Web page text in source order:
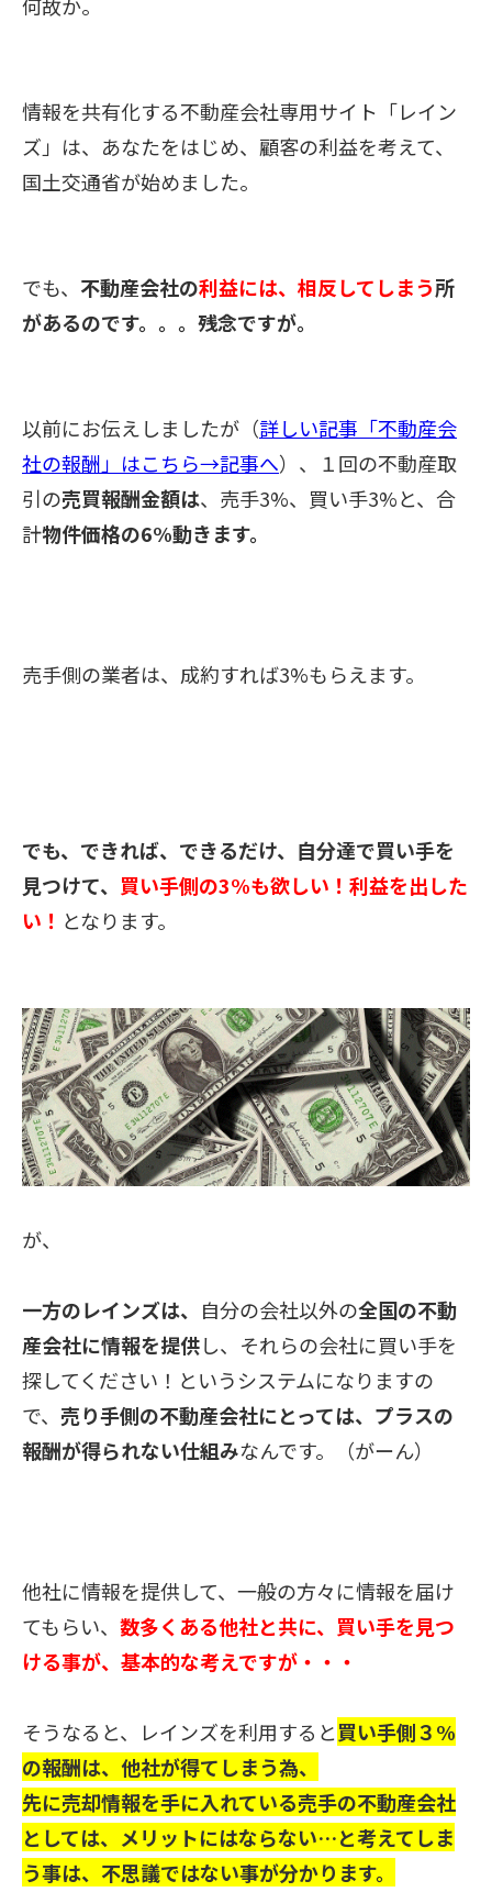
情報を共有化する不動産会社専用サイト「レイン
ズ」は、あなたをはじめ、 顧客の利益を考えて、
国土交通省が始めました。
でも、 不動産会社の利益には、相反してしまう所
があるのです。。。残念ですが。
以前にお伝えしましたが（詳しい記事「不動産会
社の報酬」はこちら→記事へ）、１回の不動産取
引の売買報酬金額は、 売手3%、買い手3%と、 合
計物件価格の6%動きます。
売手側の業者は、成約すれば3%もらえます。
でも、できれば、できるだけ、 自分達で買い手を
見つけて、 買い手側の3%も欲しい！利益を出した
い！ となります。
が、
一方のレインズは、 自分の会社以外の全国の不動
産会社に情報を提供し、それらの会社に買い手を
探してください！というシステムになりますの
で、 売り手側の不動産会社にとっては、プラスの
報酬が得られない仕組みなんです。（がーん）
他社に情報を提供して、一般の方々に情報を届け
てもらい、 数多くある他社と共に、買い手を見つ
ける事が、基本的な考えですが・・・
そうなると、レインズを利用すると買い手側３%
の報酬は、他社が得てしまう為、
先に売却情報を手に入れている売手の不動産会社
としては、メリットにはならない…と考えてしま
う事は、不思議ではない事が分かります。